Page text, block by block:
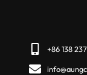
+86 138